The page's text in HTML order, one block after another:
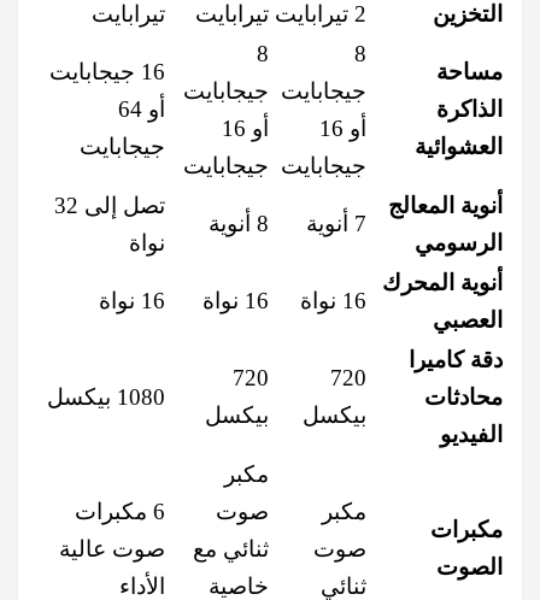
التخزين
2 تيرابايت
تيرابايت
تيرابايت
مساحة
الذاكرة
العشوائية
8
جيجابايت
أو 16
جيجابايت
8
جيجابايت
أو 16
جيجابايت
16 جيجابايت
أو 64
جيجابايت
أنوية المعالج
الرسومي
7 أنوية 8 أنوية
تصل إلى 32
نواة
أنوية المحرك
العصبي
16 نواة 16 نواة 16 نواة
دقة كاميرا
محادثات
الفيديو
720
بيكسل
720
بيكسل
1080 بيكسل
مكبرات
الصوت
مكبر
صوت
ثنائي
مكبر
صوت
ثنائي مع
خاصية
6 مكبرات
صوت عالية
الأداء